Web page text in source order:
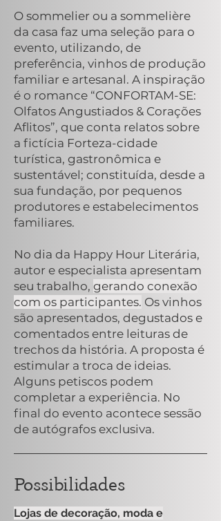
O sommelier ou a sommelière
da casa faz uma seleção para o
evento, utilizando, de
preferência, vinhos de produção
familiar e artesanal. A inspiração
é o romance “CONFORTAM-SE:
Olfatos Angustiados & Corações
Aflitos”, que conta relatos sobre
a fictícia Forteza-cidade
turística, gastronômica e
sustentável; constituída, desde a
sua fundação, por pequenos
produtores e estabelecimentos
familiares.
No dia da Happy Hour Literária,
autor e especialista apresentam
seu trabalho, gerando conexão
com os participantes. Os vinhos
são apresentados, degustados e
comentados entre leituras de
trechos da história. A proposta é
estimular a troca de ideias.
Alguns petiscos podem
completar a experiência. No
final do evento acontece sessão
de autógrafos exclusiva.
Possibilidades
Lojas de decoração, moda e